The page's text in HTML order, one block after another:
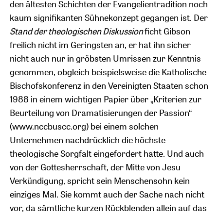
den ältesten Schichten der Evangelientradition noch
kaum signifikanten Sühnekonzept gegangen ist. Der
Stand der theologischen Diskussionficht Gibson
freilich nicht im Geringsten an, er hat ihn sicher
nicht auch nur in gröbsten Umrissen zur Kenntnis
genommen, obgleich beispielsweise die Katholische
Bischofskonferenz in den Vereinigten Staaten schon
1988 in einem wichtigen Papier über „Kriterien zur
Beurteilung von Dramatisierungen der Passion“
(www.nccbuscc.org) bei einem solchen
Unternehmen nachdrücklich die höchste
theologische Sorgfalt eingefordert hatte. Und auch
von der Gottesherrschaft, der Mitte von Jesu
Verkündigung, spricht sein Menschensohn kein
einziges Mal. Sie kommt auch der Sache nach nicht
vor, da sämtliche kurzen Rückblenden allein auf das